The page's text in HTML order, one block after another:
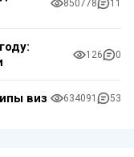
850778 11
126 0
виз 634091 53